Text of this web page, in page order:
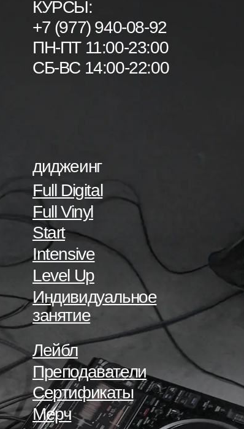
КУРСЫ:
+7 (977) 940-08-92
ПН-ПТ 11:00-23:00
СБ-ВС 14:00-22:00
диджеинг
Full Digital
Full Vinyl
Start
Intensive
Level Up
Индивидуальное
занятие
Лейбл
Преподаватели
Сертификаты
Мерч